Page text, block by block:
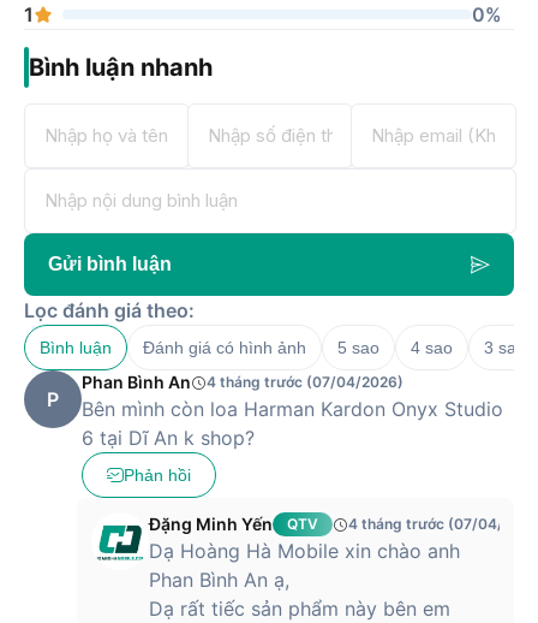
1
0%
Bình luận nhanh
Gửi bình luận
Lọc đánh giá theo:
Bình luận Đánh giá có hình ảnh 5 sao 4 sao 3 sao
P
Phan Bình An 4 tháng trước (07/04/2026)
Bên mình còn loa Harman Kardon Onyx Studio
6 tại Dĩ An k shop?
Phản hồi
Đặng Minh Yến QTV 4 tháng trước (07/04/
Dạ Hoàng Hà Mobile xin chào anh
Phan Bình An ạ,
Dạ rất tiếc sản phẩm này bên em